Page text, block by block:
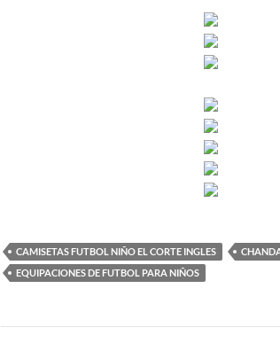
CAMISETAS FUTBOL NIÑO EL CORTE INGLES
EQUIPACIONES DE FUTBOL PARA NIÑOS